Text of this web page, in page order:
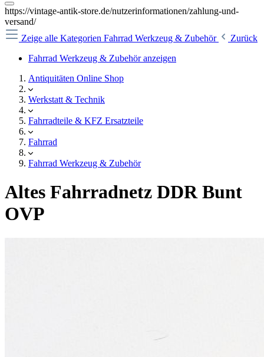
https://vintage-antik-store.de/nutzerinformationen/zahlung-und-
versand/
Zeige alle Kategorien Fahrrad Werkzeug & Zubehör
Zurück
Fahrrad Werkzeug & Zubehör anzeigen
Antiquitäten Online Shop
Werkstatt & Technik
Fahrradteile & KFZ Ersatzteile
Fahrrad
Fahrrad Werkzeug & Zubehör
Altes Fahrradnetz DDR Bunt
OVP